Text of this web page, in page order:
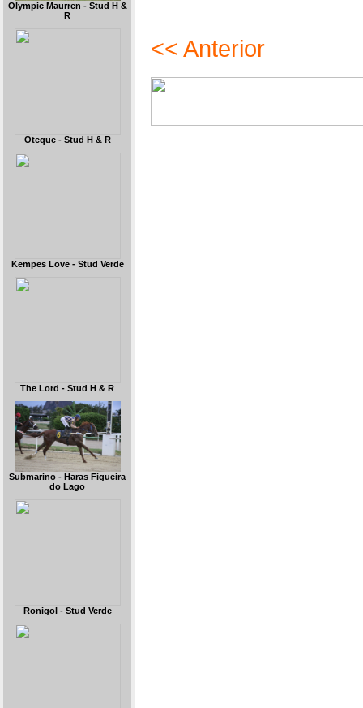
Olympic Maurren - Stud H &
R
Oteque - Stud H & R
Kempes Love - Stud Verde
The Lord - Stud H & R
Submarino - Haras Figueira
do Lago
Ronigol - Stud Verde
<< Anterior